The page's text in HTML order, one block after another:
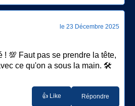
le 23 Décembre 2025
! 💯 Faut pas se prendre la tête,
ce qu'on a sous la main. 🛠️
👍 Like Répondre